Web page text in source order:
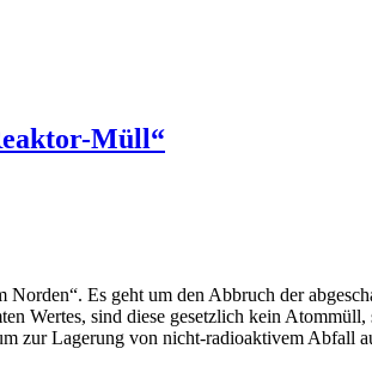
Müll“
Es geht um den Abbruch der
Wertes, sind diese gesetzlich kein Atommüll,
zur Lagerung von nicht-radioaktivem Abfall